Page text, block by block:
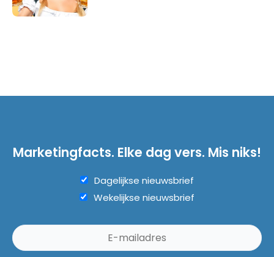
Marketingfacts. Elke dag vers. Mis niks!
Dagelijkse nieuwsbrief
Wekelijkse nieuwsbrief